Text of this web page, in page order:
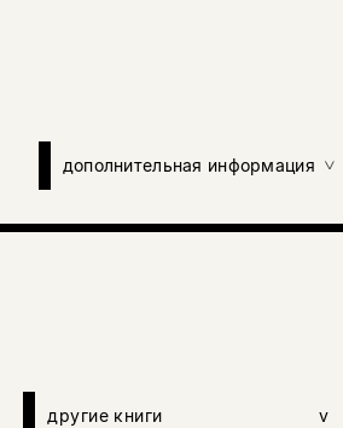
дополнительная информация
другие книги v